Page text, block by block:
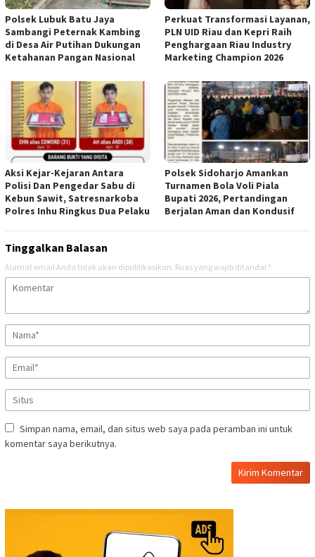
Polsek Lubuk Batu Jaya
Sambangi Peternak Kambing
di Desa Air Putihan Dukungan
Ketahanan Pangan Nasional
Perkuat Transformasi Layanan,
PLN UID Riau dan Kepri Raih
Penghargaan Riau Industry
Marketing Champion 2026
Aksi Kejar-Kejaran Antara
Polisi Dan Pengedar Sabu di
Kebun Sawit, Satresnarkoba
Polres Inhu Ringkus Dua Pelaku
Polsek Sidoharjo Amankan
Turnamen Bola Voli Piala
Bupati 2026, Pertandingan
Berjalan Aman dan Kondusif
Tinggalkan Balasan
Alamat email Anda tidak akan dipublikasikan. Ruas yang wajib ditandai *
Simpan nama, email, dan situs web saya pada peramban ini untuk
komentar saya berikutnya.